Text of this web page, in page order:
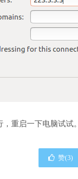
重启一下电脑试试。
赞(3)